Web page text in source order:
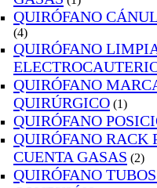
QUIRÓFANO
(4)
QUIRÓFANO
QUIRÓFANO
QUIRÚRGICO (1)
QUIRÓFANO
QUIRÓFANO RACK
CUENTA GASAS (2)
QUIRÓFANO